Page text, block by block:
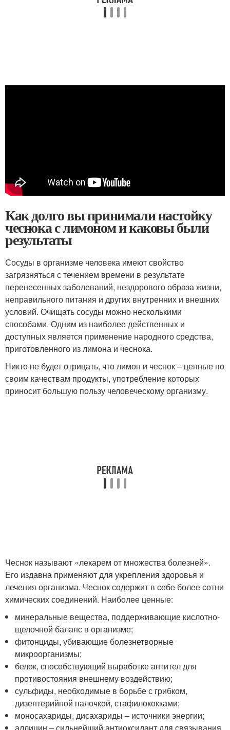
Как долго вы принимали настойку
чеснока с лимоном и каковы были
результаты
Сосуды в организме человека имеют свойство
загрязняться с течением времени в результате
перенесенных заболеваний, нездорового образа жизни,
неправильного питания и других внутренних и внешних
условий. Очищать сосуды можно несколькими
способами. Одним из наиболее действенных и
доступных является применение народного средства,
приготовленного из лимона и чеснока.
Никто не будет отрицать, что лимон и чеснок – ценные по
своим качествам продукты, употребление которых
приносит большую пользу человеческому организму.
Чеснок называют «лекарем от множества болезней».
Его издавна применяют для укрепления здоровья и
лечения организма. Чеснок содержит в себе более сотни
химических соединений. Наиболее ценные:
минеральные вещества, поддерживающие кислотно-
щелочной баланс в организме;
фитонциды, убивающие болезнетворные
микроорганизмы;
белок, способствующий выработке антител для
противостояния внешнему воздействию;
сульфиды, необходимые в борьбе с грибком,
дизентерийной палочкой, стафилококками;
моносахариды, дисахариды – источники энергии;